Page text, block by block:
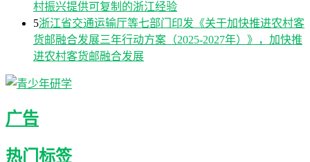
村振兴提供可复制的浙江经验
5浙江省交通运输厅等七部门印发《关于加快推进农村客
货邮融合发展三年行动方案（2025-2027年）》，加快推
进农村客货邮融合发展
广告
热门标签